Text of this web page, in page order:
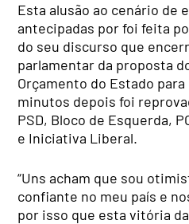
Esta alusão ao cenário de
antecipadas por foi feita
do seu discurso que
parlamentar da proposta
Orçamento do Estado
minutos depois foi
PSD, Bloco de Esquerda,
e Iniciativa Liberal.
“Uns acham que sou
confiante no meu país e
por isso que esta vitória